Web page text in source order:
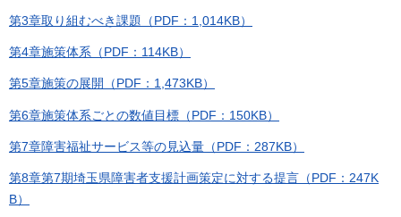
第3章取り組むべき課題（PDF：1,014KB）
第4章施策体系（PDF：114KB）
第5章施策の展開（PDF：1,473KB）
第6章施策体系ごとの数値目標（PDF：150KB）
第7章障害福祉サービス等の見込量（PDF：287KB）
第8章第7期埼玉県障害者支援計画策定に対する提言（PDF：247K
B）